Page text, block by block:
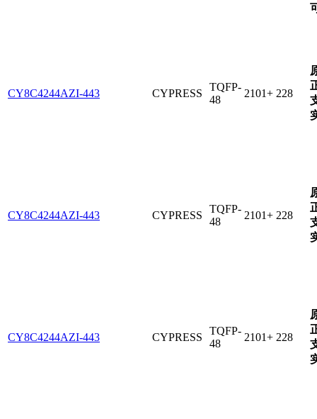
CY8C4244AZI-443 CYPRESS
TQFP-
48
2101+ 228
CY8C4244AZI-443 CYPRESS
TQFP-
48
2101+ 228
CY8C4244AZI-443 CYPRESS
TQFP-
48
2101+ 228